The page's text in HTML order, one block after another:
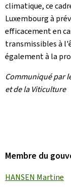
climatique, ce
Luxembourg à
efficacement en
transmissibles à
également à la
Communiqué par
et de la Viticulture
Membre du
HANSEN Martine